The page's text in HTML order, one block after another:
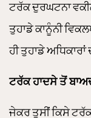
ਟਰੱਕ ਦੁਰਘਟਨਾ
ਤੁਹਾਡੇ ਕਾਨੂੰਨੀ
ਹੀ ਤੁਹਾਡੇ
ਟਰੱਕ ਹਾਦਸੇ ਤੋਂ
ਜੇਕਰ ਤੁਸੀਂ ਕਿਸੇ